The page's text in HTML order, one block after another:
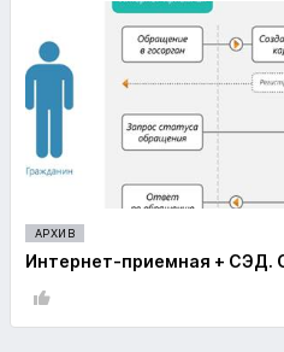
АРХИВ
Интернет-приемная + СЭД.